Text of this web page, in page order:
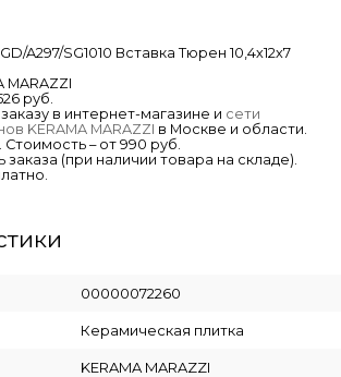
A297/SG1010 Вставка Тюрен 10,4х12х7
MARAZZI
руб.
в интернет-магазине и сети
KERAMA MARAZZI в Москве и области.
Стоимость – от 990 руб.
(при наличии товара на складе).
00000072260
Керамическая плитка
KERAMA MARAZZI